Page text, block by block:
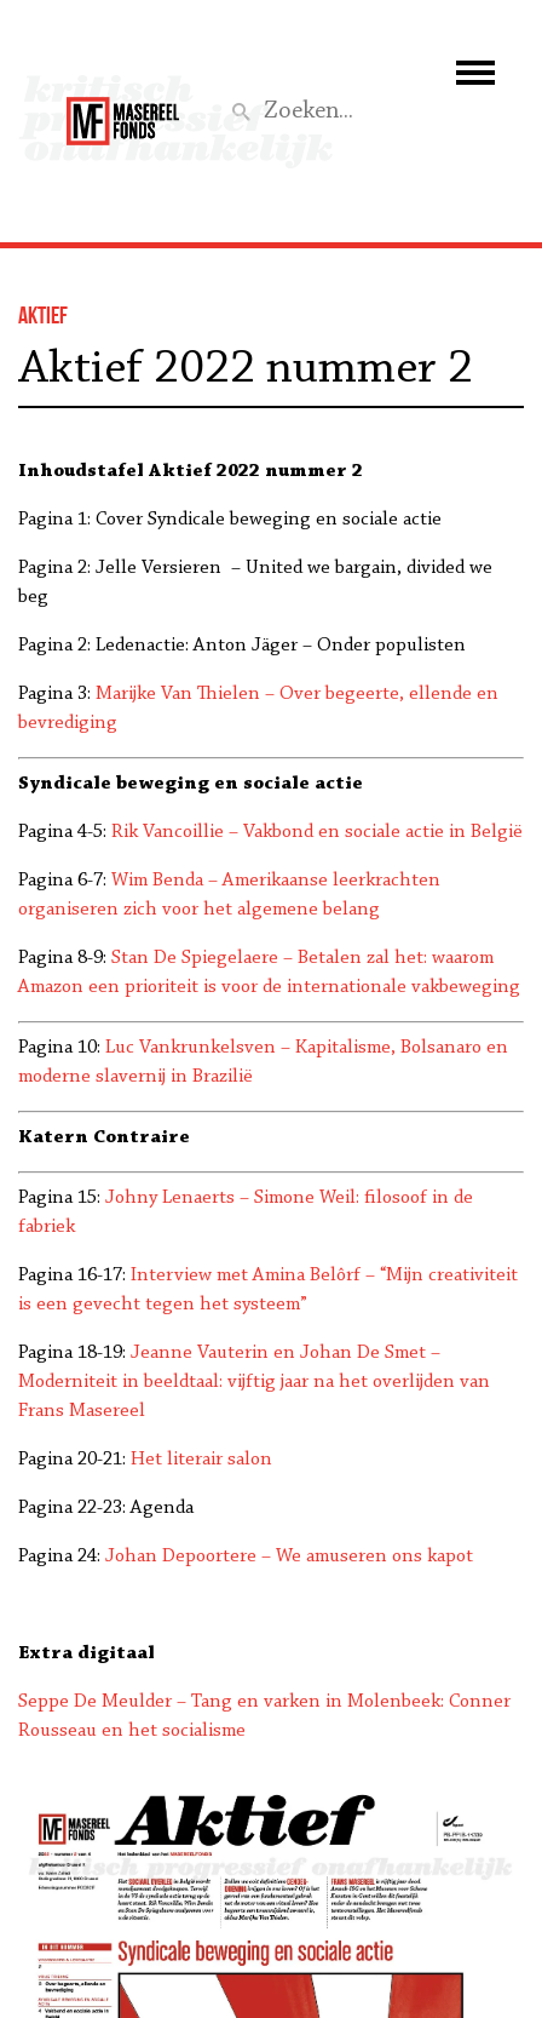
Wat we doen
Steun ons
Aktief
Aktief 2022 nummer 2
Inhoudstafel Aktief 2022 nummer 2
Pagina 1: Cover Syndicale beweging en sociale actie
Pagina 2: Jelle Versieren – United we bargain, divided we
beg
Pagina 2: Ledenactie: Anton Jäger – Onder populisten
Pagina 3: Marijke Van Thielen – Over begeerte, ellende en
bevrediging
Syndicale beweging en sociale actie
Pagina 4-5: Rik Vancoillie – Vakbond en sociale actie in België
Pagina 6-7: Wim Benda – Amerikaanse leerkrachten
organiseren zich voor het algemene belang
Pagina 8-9: Stan De Spiegelaere – Betalen zal het: waarom
Amazon een prioriteit is voor de internationale vakbeweging
Pagina 10: Luc Vankrunkelsven – Kapitalisme, Bolsanaro en
moderne slavernij in Brazilië
Katern Contraire
Pagina 15: Johny Lenaerts – Simone Weil: filosoof in de
fabriek
Pagina 16-17: Interview met Amina Belôrf – “Mijn creativiteit
is een gevecht tegen het systeem”
Pagina 18-19: Jeanne Vauterin en Johan De Smet –
Moderniteit in beeldtaal: vijftig jaar na het overlijden van
Frans Masereel
Pagina 20-21: Het literair salon
Pagina 22-23: Agenda
Pagina 24: Johan Depoortere – We amuseren ons kapot
Extra digitaal
Seppe De Meulder – Tang en varken in Molenbeek: Conner
Rousseau en het socialisme